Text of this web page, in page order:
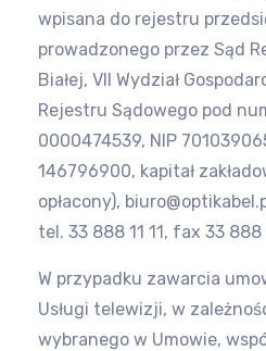
wpisana do rejestru
prowadzonego przez Sąd
Białej, VII Wydział
Rejestru Sądowego pod
0000474539, NIP
146796900, kapitał
opłacony),
tel. 33 888 11 11, fax 33 888
W przypadku zawarcia
Usługi telewizji, w
wybranego w Umowie,